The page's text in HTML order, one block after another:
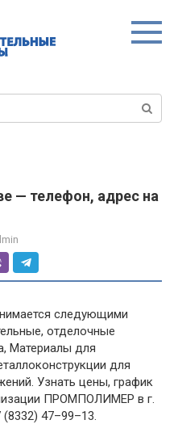
— телефон, адрес на
следующими
отделочные
Материалы для
для
Узнать цены, график
ПРОМПОЛИМЕР в г.
47–99–13.